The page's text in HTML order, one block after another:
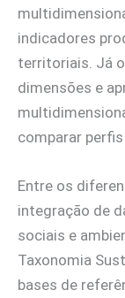
indicadores
territoriais. Já
dimensões e
comparar
Entre os
integração de
sociais e
Taxonomia
bases de